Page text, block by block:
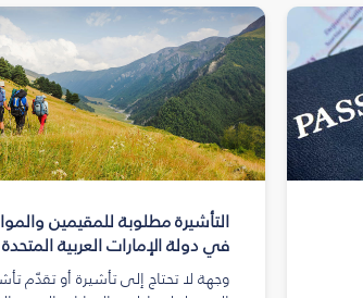
التأشيرة مطلوبة للمقيمين
في دولة الإمارات العربية المتحدة
وجهة لا تحتاج إلى تأشيرة أو تقدّم